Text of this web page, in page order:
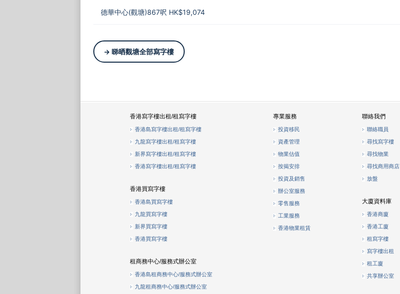
德華中心(觀塘)867呎 HK$19,074
→ 睇晒觀塘全部寫字樓
香港寫字樓出租/租寫字樓
香港島寫字樓出租/租寫字樓
九龍寫字樓出租/租寫字樓
新界寫字樓出租/租寫字樓
香港寫字樓出租/租寫字樓
香港買寫字樓
香港島買寫字樓
九龍買寫字樓
新界買寫字樓
香港買寫字樓
租商務中心/服務式辦公室
香港島租商務中心/服務式辦公室
九龍租商務中心/服務式辦公室
專業服務
投資移民
資產管理
物業估值
按揭安排
投資及銷售
辦公室服務
零售服務
工業服務
香港物業租賃
聯絡我們
聯絡職員
尋找寫字樓
尋找物業
尋找商用商店
放盤
大廈資料庫
香港商廈
香港工廈
租寫字樓
寫字樓出租
租工廈
共享辦公室